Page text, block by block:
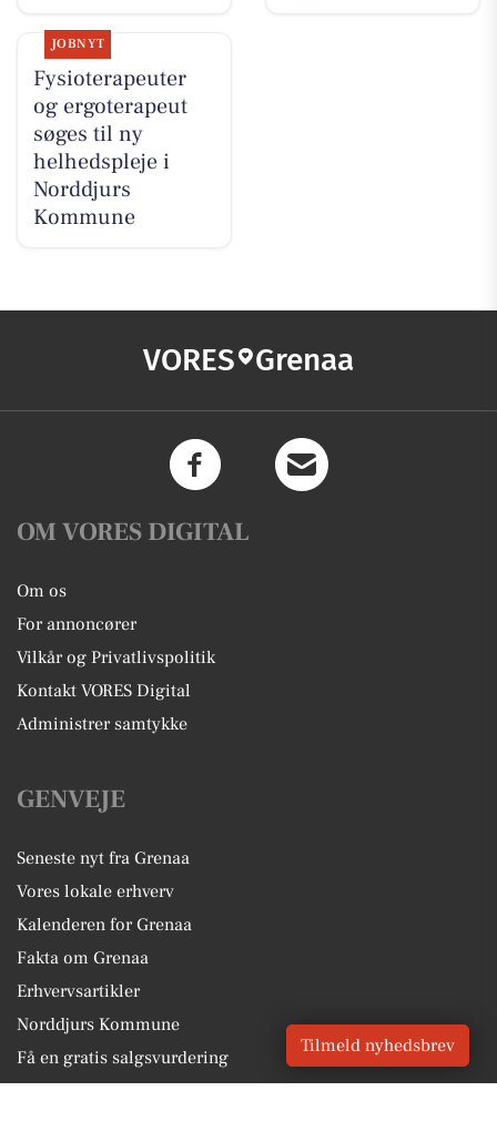
JOBNYT
Fysioterapeuter
og ergoterapeut
søges til ny
helhedspleje i
Norddjurs
Kommune
VORES Grenaa
OM VORES DIGITAL
Om os
For annoncører
Vilkår og Privatlivspolitik
Kontakt VORES Digital
Administrer samtykke
GENVEJE
Seneste nyt fra Grenaa
Vores lokale erhverv
Kalenderen for Grenaa
Fakta om Grenaa
Erhvervsartikler
Norddjurs Kommune
Få en gratis salgsvurdering
Tilmeld nyhedsbrev